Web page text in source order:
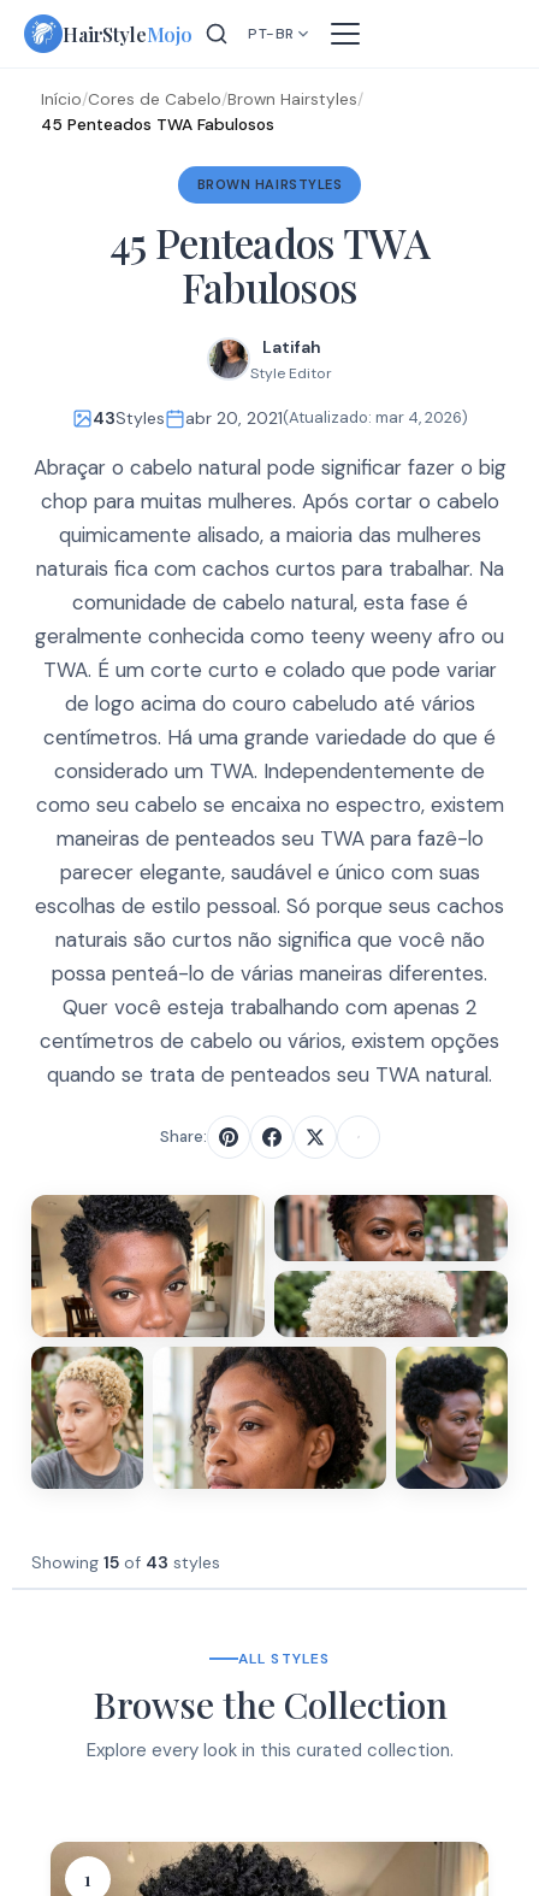
Skip
HairStyleMojo PT-BR
Início/Cores de Cabelo/Brown Hairstyles/
45 Penteados TWA Fabulosos
BROWN HAIRSTYLES
45 Penteados TWA
Fabulosos
Latifah
Style Editor
43Styles abr 20, 2021(Atualizado: mar 4, 2026)
Abraçar o cabelo natural pode significar fazer o big
chop para muitas mulheres. Após cortar o cabelo
quimicamente alisado, a maioria das mulheres
naturais fica com cachos curtos para trabalhar. Na
comunidade de cabelo natural, esta fase é
geralmente conhecida como teeny weeny afro ou
TWA. É um corte curto e colado que pode variar
de logo acima do couro cabeludo até vários
centímetros. Há uma grande variedade do que é
considerado um TWA. Independentemente de
como seu cabelo se encaixa no espectro, existem
maneiras de penteados seu TWA para fazê-lo
parecer elegante, saudável e único com suas
escolhas de estilo pessoal. Só porque seus cachos
naturais são curtos não significa que você não
possa penteá-lo de várias maneiras diferentes.
Quer você esteja trabalhando com apenas 2
centímetros de cabelo ou vários, existem opções
quando se trata de penteados seu TWA natural.
Share:
Showing 15 of 43 styles
ALL STYLES
Browse the Collection
Explore every look in this curated collection.
1